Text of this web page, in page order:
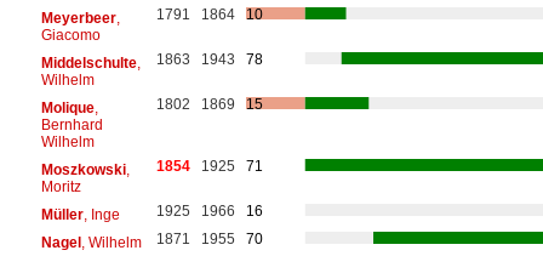
Meyerbeer,
Giacomo
1791 1864 10
Middelschulte,
Wilhelm
1863 1943 78
Molique,
Bernhard
Wilhelm
1802 1869 15
Moszkowski,
Moritz
1854 1925 71
Müller, Inge 1925 1966
16
Nagel, Wilhelm 1871 1955
70